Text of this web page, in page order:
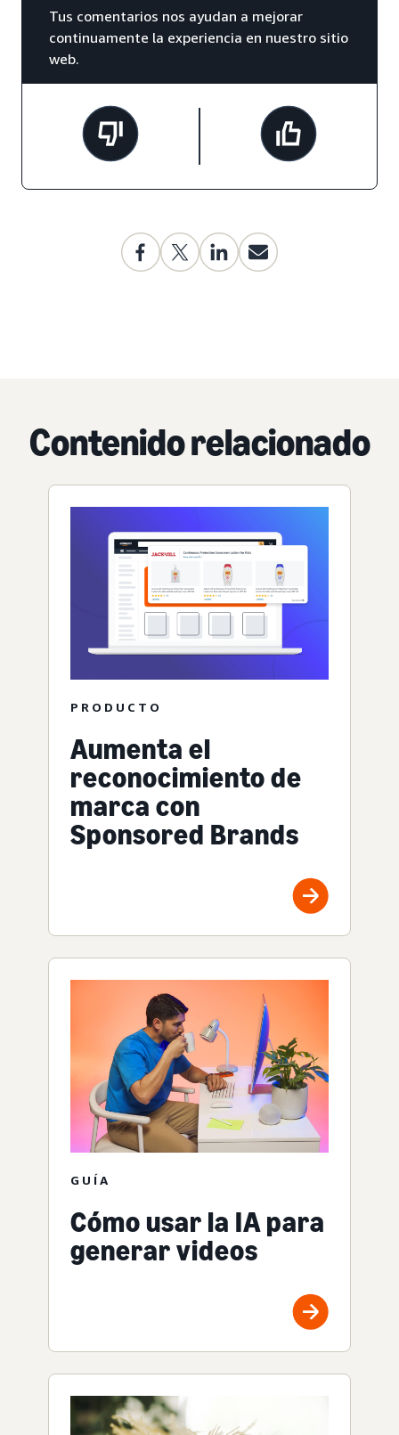
Tus comentarios nos ayudan a mejorar
continuamente la experiencia en nuestro sitio
web.
Contenido relacionado
PRODUCTO
Aumenta el
reconocimiento de
marca con
Sponsored Brands
GUÍA
Cómo usar la IA para
generar videos